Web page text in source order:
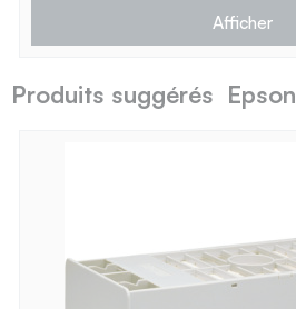
Afficher
Produits suggérés Epson